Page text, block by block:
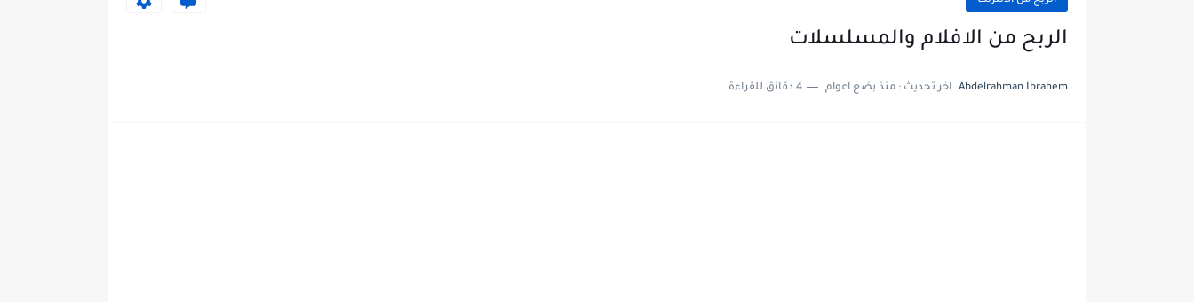
الربح من الافلام والمسلسلات
Abdelrahman Ibrahem اخر تحديث : منذ بضع اعوام 4 دقائق للقراءة